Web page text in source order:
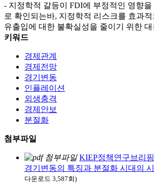
- 지정학적 갈등이 FDI에 부정적인 영향
로 확인되는바, 지정학적 리스크를 효과
유출입에 대한 불확실성을 줄이기 위한
키워드
경제관계
경제전망
경기변동
인플레이션
외생충격
경제안보
분절화
첨부파일
KIEP정책연구브리
경기변동의 특징과 분절화 시대의
다운로드 3,587회)